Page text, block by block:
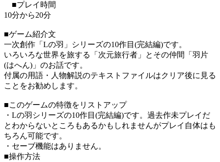
■プレイ時間
10分から20分
■ゲーム紹介文
一次創作「Lの羽」シリーズの10作目(完結編)です。
いろいろな世界を旅する「次元旅行者」とその仲間「羽片
(はへん)」のお話です。
付属の用語・人物解説のテキストファイルはクリア後に見る
ことをお勧めします。
■このゲームの特徴をリストアップ
・Lの羽シリーズの10作目(完結編)です。過去作未プレイだ
とわからないところもあるかもしれませんがプレイ自体はも
ちろん可能です。
・セーブ機能はありません。
■操作方法